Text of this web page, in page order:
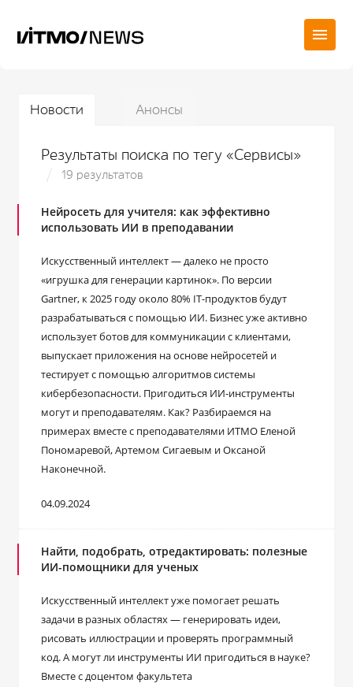
Новости Анонсы
Результаты поиска по тегу «Сервисы»
19 результатов
Нейросеть для учителя: как эффективно
использовать ИИ в преподавании
Искусственный интеллект ― далеко не просто
«игрушка для генерации картинок». По версии
Gartner, к 2025 году около 80% IT-продуктов будут
разрабатываться с помощью ИИ. Бизнес уже активно
использует ботов для коммуникации с клиентами,
выпускает приложения на основе нейросетей и
тестирует с помощью алгоритмов системы
кибербезопасности. Пригодиться ИИ-инструменты
могут и преподавателям. Как? Разбираемся на
примерах вместе с преподавателями ИТМО Еленой
Пономаревой, Артемом Сигаевым и Оксаной
Наконечной.
04.09.2024
Найти, подобрать, отредактировать: полезные
ИИ-помощники для ученых
Искусственный интеллект уже помогает решать
задачи в разных областях — генерировать идеи,
рисовать иллюстрации и проверять программный
код. А могут ли инструменты ИИ пригодиться в науке?
Вместе с доцентом факультета